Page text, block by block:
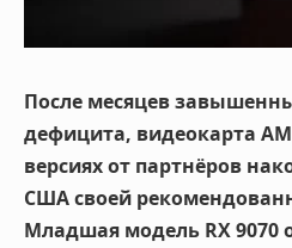
После месяцев
дефицита, видеокарта
версиях от партнёров
США своей
Младшая модель RX 9070